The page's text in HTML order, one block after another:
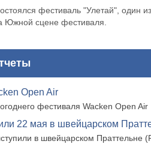
фестиваль "Улетай", один
Южной сцене фестиваля.
Open Air
фестиваля Wacken Open Air
22 мая в швейцарском
в швейцарском Праттельне